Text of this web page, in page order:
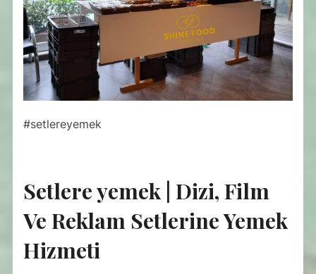
#setlereyemek
Setlere yemek | Dizi, Film
Ve Reklam Setlerine Yemek
Hizmeti